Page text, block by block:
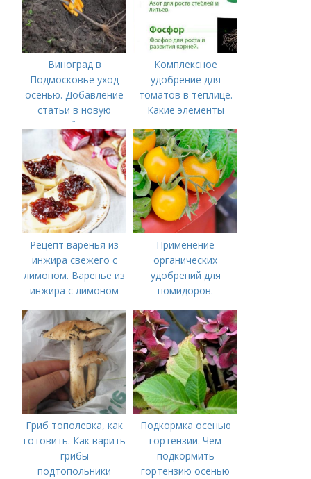
Виноград в
Подмосковье уход
осенью. Добавление
статьи в новую
подборку
Комплексное
удобрение для
томатов в теплице.
Какие элементы
особенности их
внесения
Рецепт варенья из
инжира свежего с
лимоном. Варенье из
инжира с лимоном
Применение
органических
удобрений для
помидоров.
удобрения для
томатов
Гриб тополевка, как
готовить. Как варить
грибы
подтопольники
Подкормка осенью
гортензии. Чем
подкормить
гортензию осенью